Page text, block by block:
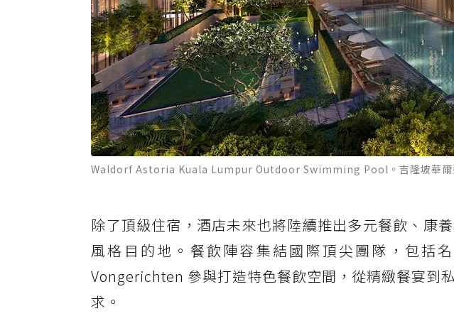
Waldorf Astoria Kuala Lumpur Outdoor Swimming Pool。吉隆坡華爾
除了頂級住宿，酒店未來也將陸續推出多元餐飲、康
風格目的地。餐飲陣容集結國際頂尖團隊，包括
Vongerichten 參與打造特色餐飲空間，從精緻餐宴到
求。